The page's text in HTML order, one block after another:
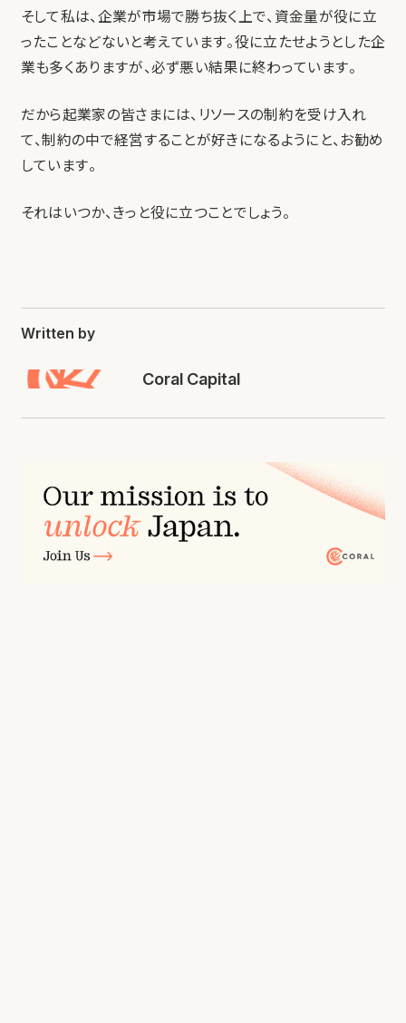
そして私は、企業が市場で勝ち抜く上で、資金量が役に立
ったことなどないと考えています。役に立たせようとした企
業も多くありますが、必ず悪い結果に終わっています。
だから起業家の皆さまには、リソースの制約を受け入れ
て、制約の中で経営することが好きになるようにと、お勧め
しています。
それはいつか、きっと役に立つことでしょう。
Written by
Coral Capital